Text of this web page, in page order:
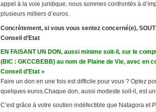
appel à la voie juridique, nous sommes confrontés à
plusieurs milliers d’euros.
Concrètement, si vous vous sentez concerné(e),
Conseil d’Etat
EN FAISANT UN DON, aussi minime soit-il, sur le
(BIC : GKCCBEBB) au nom de Plaine de Vie, avec en
Conseil d’Etat »
Faire un don en une fois est difficile pour vous ? Optez
quelques euros.Chaque don, aussi modeste soit-il, est
C’est grâce à votre soutien indéfectible que Natagora et